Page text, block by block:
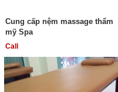
Cung cấp nệm massage thẩm
mỹ Spa
Call